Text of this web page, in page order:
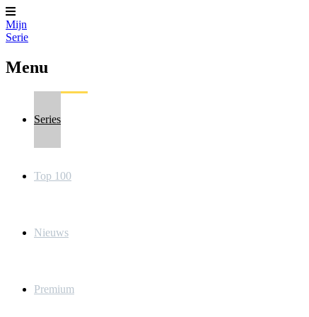
Mijn
Serie
Menu
Series
Top 100
Nieuws
Premium